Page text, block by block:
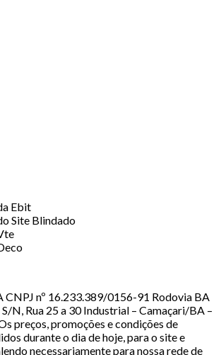
CNPJ nº 16.233.389/0156-91 Rodovia BA
N, Rua 25 a 30 Industrial – Camaçari/BA –
preços, promoções e condições de
durante o dia de hoje, para o site e
necessariamente para nossa rede de